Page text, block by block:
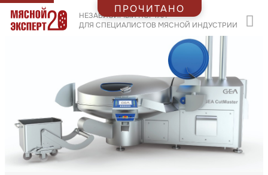
НЕЗАВИСИМЫЙ ПОРТАЛ
ДЛЯ СПЕЦИАЛИСТОВ МЯСНОЙ ИНДУСТРИИ
ПРОЧИТАНО